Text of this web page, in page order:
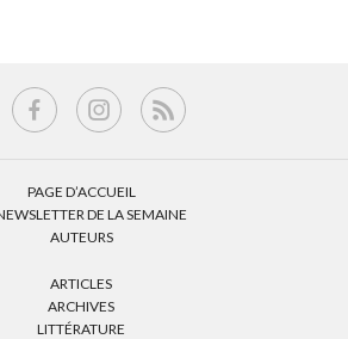
PAGE D’ACCUEIL
DE LA SEMAINE
AUTEURS
ARTICLES
ARCHIVES
LITTÉRATURE